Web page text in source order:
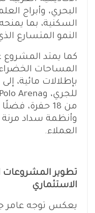
البحري، وأبراج
السكنية، بما
النمو المتسارع
بإطلالات مائية،
من 18 حفرة،
وأنظمة سداد
العملاء.
تطوير المشروعات
الاستثماري
يعكس توجه عامر